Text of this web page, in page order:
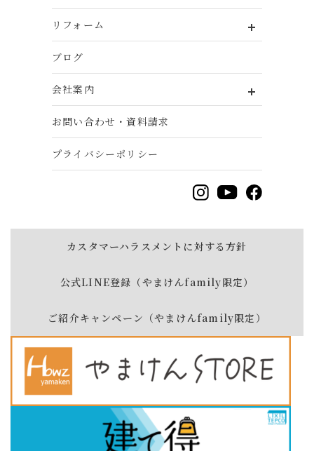
リフォーム
ブログ
会社案内
お問い合わせ・資料請求
プライバシーポリシー
カスタマーハラスメントに対する方針
公式LINE登録（やまけんfamily限定）
ご紹介キャンペーン（やまけんfamily限定）